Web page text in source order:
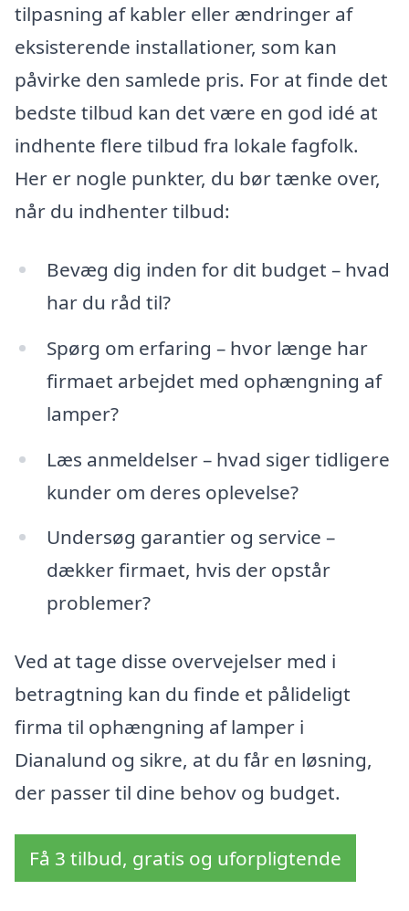
tilpasning af kabler eller ændringer af
eksisterende installationer, som kan
påvirke den samlede pris. For at finde det
bedste tilbud kan det være en god idé at
indhente flere tilbud fra lokale fagfolk.
Her er nogle punkter, du bør tænke over,
når du indhenter tilbud:
Bevæg dig inden for dit budget – hvad
har du råd til?
Spørg om erfaring – hvor længe har
firmaet arbejdet med ophængning af
lamper?
Læs anmeldelser – hvad siger tidligere
kunder om deres oplevelse?
Undersøg garantier og service –
dækker firmaet, hvis der opstår
problemer?
Ved at tage disse overvejelser med i
betragtning kan du finde et pålideligt
firma til ophængning af lamper i
Dianalund og sikre, at du får en løsning,
der passer til dine behov og budget.
Få 3 tilbud, gratis og uforpligtende